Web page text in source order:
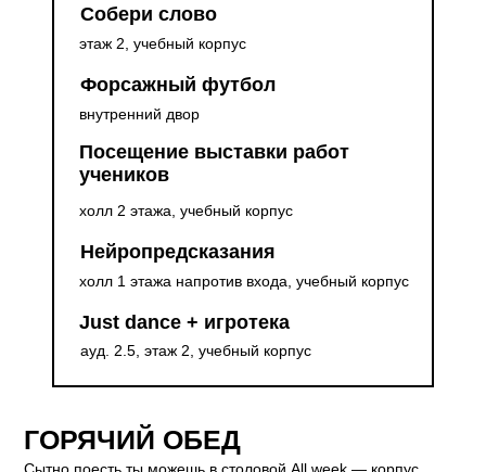
Just dance + игротека
ауд. 2.5, этаж 2, учебный корпус
Собери слово
этаж 2, учебный корпус
Форсажный футбол
внутренний двор
Посещение выставки работ
учеников
холл 2 этажа, учебный корпус
Нейропредсказания
холл 1 этажа напротив входа, учебный корпус
ГОРЯЧИЙ ОБЕД